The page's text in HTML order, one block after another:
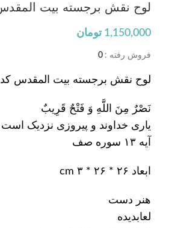
لوح نقش برجسته بیت المقدس
1,150,000 تومان
فروش رفته : 0
لوح نقش برجسته بیت المقدس کد 226
نَصْرٌ مِنَ اللَّهِ وَ فَتْحٌ قَرِیبٌ
یاری خداوند و پیروزی نزدیک است
آیه ۱۳ سوره صف
ابعاد ۲۶ * ۲۶ * ۳ cm
هنر دست
لعابدیده